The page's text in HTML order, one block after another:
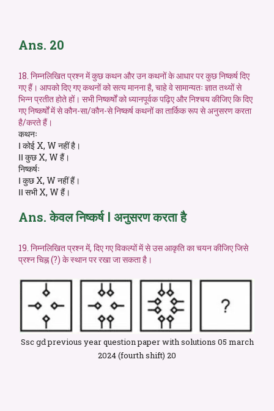
Ans. 20
18. निम्नलिखित प्रश्न में कुछ कथन और उन कथनों के आधार पर कुछ निष्कर्ष दिए
गए हैं। आपको दिए गए कथनों को सत्य मानना है, चाहे वे सामान्यतः ज्ञात तथ्यों से
भिन्न प्रतीत होते हों। सभी निष्कर्षों को ध्यानपूर्वक पढ़िए और निश्चय कीजिए कि दिए
गए निष्कर्षों में से कौन-सा/कौन-से निष्कर्ष कथनों का तार्किक रूप से अनुसरण करता
है/करते हैं।
कथनः
Ⅰ कोई X, W नहीं है।
ⅠⅠ कुछ X, W हैं।
निष्कर्षः
Ⅰ कुछ X, W नहीं हैं।
ⅠⅠ सभी X, W हैं।
Ans. केवल निष्कर्ष Ⅰ अनुसरण करता है
19. निम्नलिखित प्रश्न में, दिए गए विकल्पों में से उस आकृति का चयन कीजिए जिसे
प्रश्न चिह्न (?) के स्थान पर रखा जा सकता है।
Ssc gd previous year question paper with solutions 05 march
2024 (fourth shift) 20